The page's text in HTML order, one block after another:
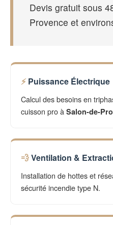
Devis gratuit sous
Provence et
Puissance Électrique
Calcul des besoins en
cuisson pro à Salon-de-
Ventilation &
Installation de hottes et
sécurité incendie type N.